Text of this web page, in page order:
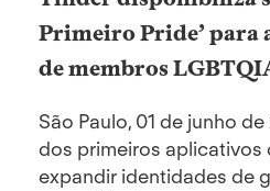
Primeiro Pride’ para
de membros
São Paulo, 01 de junho
dos primeiros aplicativos
expandir identidades de